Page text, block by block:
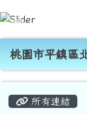
跳至主內容區
桃園市平
導覽列
桃園市平鎮區
所有連結